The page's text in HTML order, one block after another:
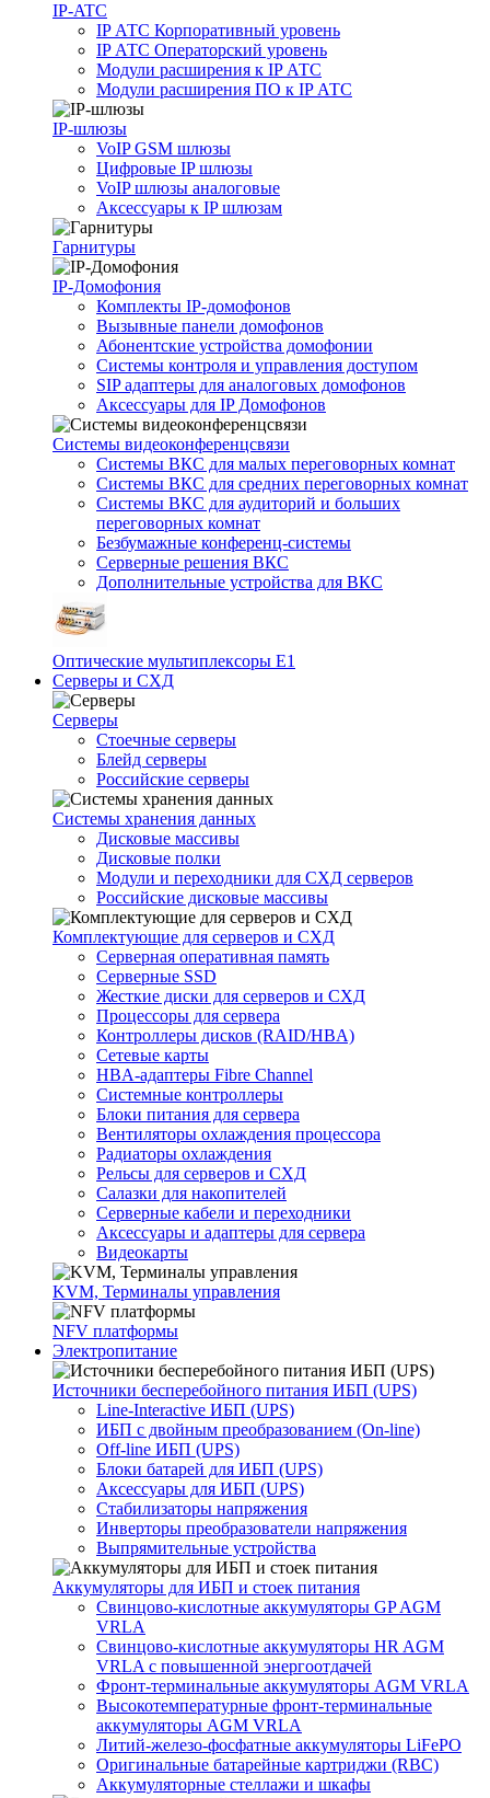
IP-ATC
IP АТС Корпоративный уровень
IP АТС Операторский уровень
Модули расширения к IP АТС
Модули расширения ПО к IP АТС
IP-шлюзы
VoIP GSM шлюзы
Цифровые IP шлюзы
VoIP шлюзы аналоговые
Аксессуары к IP шлюзам
Гарнитуры
IP-Домофония
Комплекты IP-домофонов
Вызывные панели домофонов
Абонентские устройства домофонии
Системы контроля и управления доступом
SIP адаптеры для аналоговых домофонов
Аксессуары для IP Домофонов
Системы видеоконференцсвязи
Системы ВКС для малых переговорных комнат
Системы ВКС для средних переговорных комнат
Системы ВКС для аудиторий и больших
переговорных комнат
Безбумажные конференц-системы
Серверные решения ВКС
Дополнительные устройства для ВКС
Оптические мультиплексоры Е1
Серверы и СХД
Серверы
Стоечные серверы
Блейд серверы
Российские серверы
Системы хранения данных
Дисковые массивы
Дисковые полки
Модули и переходники для СХД серверов
Российские дисковые массивы
Комплектующие для серверов и СХД
Серверная оперативная память
Серверные SSD
Жесткие диски для серверов и СХД
Процессоры для сервера
Контроллеры дисков (RAID/HBA)
Сетевые карты
HBA-адаптеры Fibre Channel
Системные контроллеры
Блоки питания для сервера
Вентиляторы охлаждения процессора
Радиаторы охлаждения
Рельсы для серверов и СХД
Салазки для накопителей
Серверные кабели и переходники
Аксессуары и адаптеры для сервера
Видеокарты
KVM, Терминалы управления
NFV платформы
Электропитание
Источники бесперебойного питания ИБП (UPS)
Line-Interactive ИБП (UPS)
ИБП с двойным преобразованием (On-line)
Off-line ИБП (UPS)
Блоки батарей для ИБП (UPS)
Аксессуары для ИБП (UPS)
Стабилизаторы напряжения
Инверторы преобразователи напряжения
Выпрямительные устройства
Аккумуляторы для ИБП и стоек питания
Свинцово-кислотные аккумуляторы GP AGM
VRLA
Свинцово-кислотные аккумуляторы HR AGM
VRLA с повышенной энергоотдачей
Фронт-терминальные аккумуляторы AGM VRLA
Высокотемпературные фронт-терминальные
аккумуляторы AGM VRLA
Литий-железо-фосфатные аккумуляторы LiFePO
Оригинальные батарейные картриджи (RBC)
Аккумуляторные стеллажи и шкафы